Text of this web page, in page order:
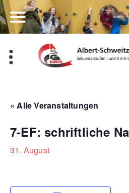
Zum
Inhalt
springen
« Alle Veranstaltungen
7-EF: schriftliche
31. August